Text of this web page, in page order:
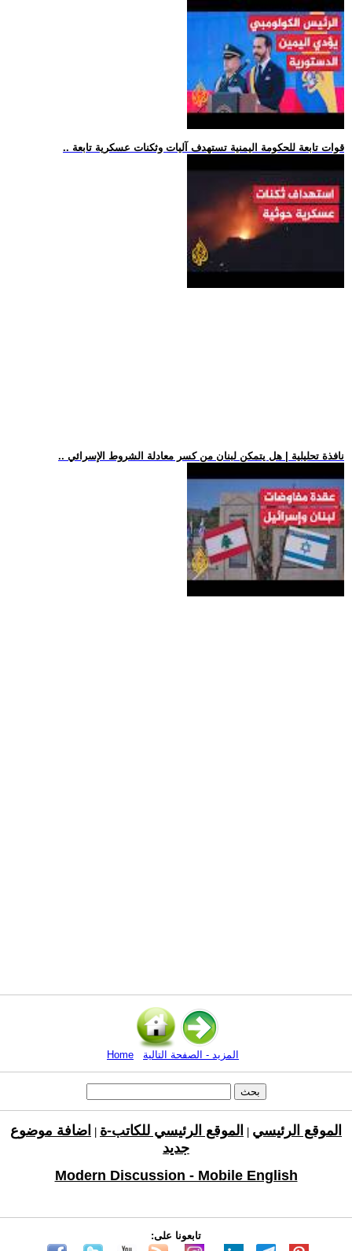
.. قوات تابعة للحكومة اليمنية تستهدف آليات وثكنات عسكرية تابعة
.. نافذة تحليلية | هل يتمكن لبنان من كسر معادلة الشروط الإسرائي
Home المزيد - الصفحة التالية
الموقع الرئيسي الموقع الرئيسي للكاتب-ة
اضافة موضوع
جديد
Modern Discussion - Mobile English
تابعونا على: